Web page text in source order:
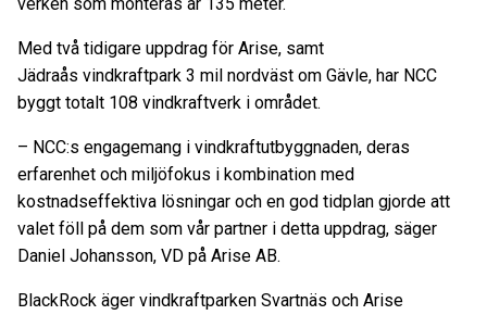
Med två tidigare uppdrag för Arise, samt
Jädraås vindkraftpark 3 mil nordväst om Gävle, har NCC
byggt totalt 108 vindkraftverk i området.
– NCC:s engagemang i vindkraftutbyggnaden, deras
erfarenhet och miljöfokus i kombination med
kostnadseffektiva lösningar och en god tidplan gjorde att
valet föll på dem som vår partner i detta uppdrag, säger
Daniel Johansson, VD på Arise AB.
BlackRock äger vindkraftparken Svartnäs och Arise